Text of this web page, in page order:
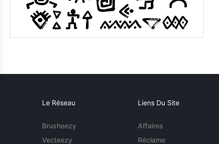
Le Réseau
Brusheezy
Vecteezy
Liens Du Site
Affaires
Réclame